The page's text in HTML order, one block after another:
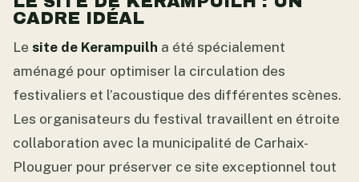
CADRE IDÉAL
Le site de Kerampuilh a été spécialement
aménagé pour optimiser la circulation des
festivaliers et l’acoustique des différentes scènes.
Les organisateurs du festival travaillent en étroite
collaboration avec la municipalité de Carhaix-
Plouguer pour préserver ce site exceptionnel tout